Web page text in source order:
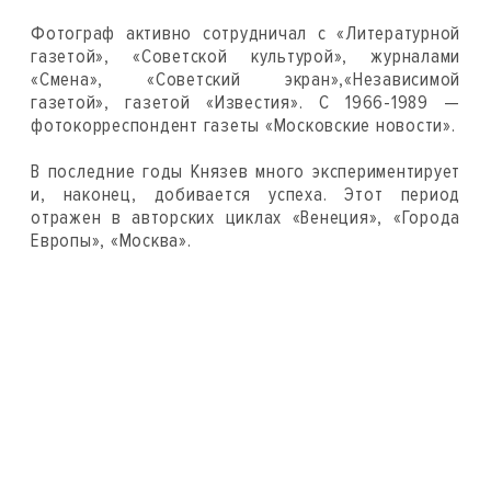
Фотограф активно сотрудничал с «Литературной
газетой», «Советской культурой», журналами
«Смена», «Советский экран»,«Независимой
газетой», газетой «Известия». С 1966-1989 —
фотокорреспондент газеты «Московские новости».
В последние годы Князев много экспериментирует
и, наконец, добивается успеха. Этот период
отражен в авторских циклах «Венеция», «Города
Европы», «Москва».